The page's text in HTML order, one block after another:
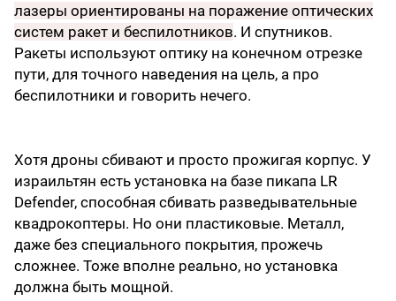
лазеры ориентированы на поражение оптических
систем ракет и беспилотников. И спутников.
Ракеты используют оптику на конечном отрезке
пути, для точного наведения на цель, а про
беспилотники и говорить нечего.
Хотя дроны сбивают и просто прожигая корпус. У
израильтян есть установка на базе пикапа LR
Defender, способная сбивать разведывательные
квадрокоптеры. Но они пластиковые. Металл,
даже без специального покрытия, прожечь
сложнее. Тоже вполне реально, но установка
должна быть мощной.